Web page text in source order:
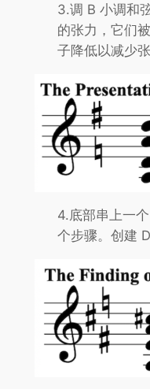
3.调 B 小调和
的张力，它们
子降低以减少张
4.底部串上一
个步骤。创建